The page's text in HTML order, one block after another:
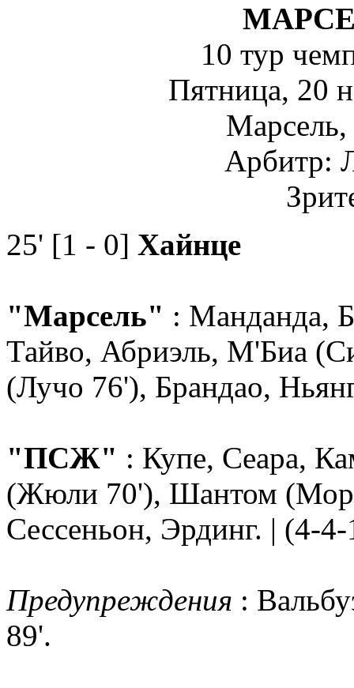
10 тур
Пятница, 20
Марсель,
Арбитр:
25' [1 - 0] Хайнце
"Марсель" : Манданда,
Тайво, Абриэль, М'Биа
(Лучо 76'), Брандао,
"ПСЖ" : Купе, Сеара,
(Жюли 70'), Шантом
Сессеньон, Эрдинг. | (4-
Предупреждения :
89'.